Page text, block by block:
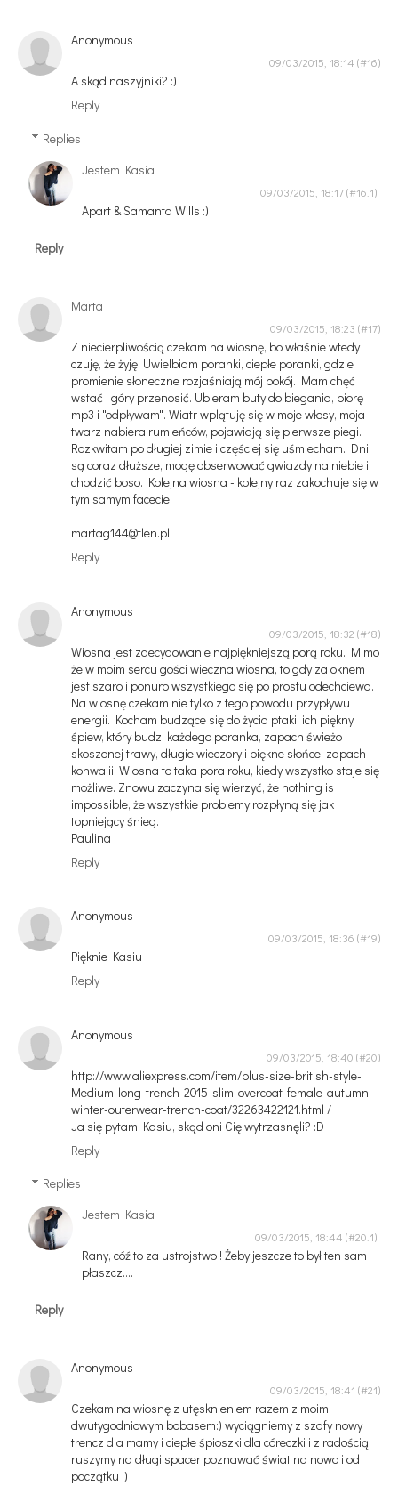
Anonymous
09/03/2015, 18:14
A skąd naszyjniki? :)
Reply
Replies
Jestem Kasia
09/03/2015, 18:17
Apart & Samanta Wills :)
Reply
Marta
09/03/2015, 18:23
Z niecierpliwością czekam na wiosnę, bo właśnie wtedy
czuję, że żyję. Uwielbiam poranki, ciepłe poranki, gdzie
promienie słoneczne rozjaśniają mój pokój. Mam chęć
wstać i góry przenosić. Ubieram buty do biegania, biorę
mp3 i "odpływam". Wiatr wplątuję się w moje włosy, moja
twarz nabiera rumieńców, pojawiają się pierwsze piegi.
Rozkwitam po długiej zimie i częściej się uśmiecham. Dni
są coraz dłuższe, mogę obserwować gwiazdy na niebie i
chodzić boso. Kolejna wiosna - kolejny raz zakochuje się w
tym samym facecie.
martag144@tlen.pl
Reply
Anonymous
09/03/2015, 18:32
Wiosna jest zdecydowanie najpiękniejszą porą roku. Mimo
że w moim sercu gości wieczna wiosna, to gdy za oknem
jest szaro i ponuro wszystkiego się po prostu odechciewa.
Na wiosnę czekam nie tylko z tego powodu przypływu
energii. Kocham budzące się do życia ptaki, ich piękny
śpiew, który budzi każdego poranka, zapach świeżo
skoszonej trawy, długie wieczory i piękne słońce, zapach
konwalii. Wiosna to taka pora roku, kiedy wszystko staje się
możliwe. Znowu zaczyna się wierzyć, że nothing is
impossible, że wszystkie problemy rozpłyną się jak
topniejący śnieg.
Paulina
Reply
Anonymous
09/03/2015, 18:36
Pięknie Kasiu
Reply
Anonymous
09/03/2015, 18:40
http://www.aliexpress.com/item/plus-size-british-style-
Medium-long-trench-2015-slim-overcoat-female-autumn-
winter-outerwear-trench-coat/32263422121.html /
Ja się pytam Kasiu, skąd oni Cię wytrzasnęli? :D
Reply
Replies
Jestem Kasia
09/03/2015, 18:44
Rany, cóź to za ustrojstwo ! Żeby jeszcze to był ten sam
płaszcz....
Reply
Anonymous
09/03/2015, 18:41
Czekam na wiosnę z utęsknieniem razem z moim
dwutygodniowym bobasem:) wyciągniemy z szafy nowy
trencz dla mamy i ciepłe śpioszki dla córeczki i z radością
ruszymy na długi spacer poznawać świat na nowo i od
początku :)